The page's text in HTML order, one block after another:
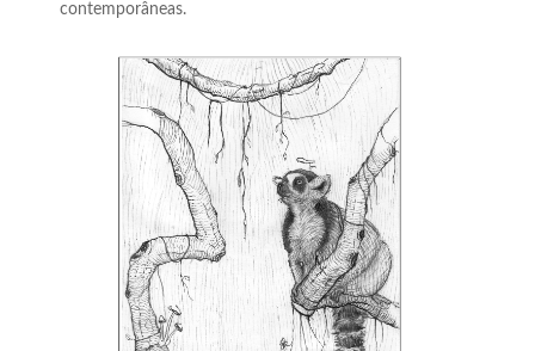
contemporâneas.